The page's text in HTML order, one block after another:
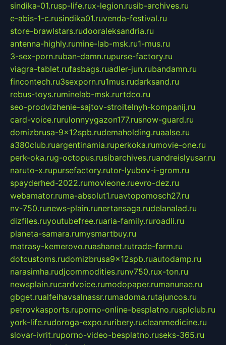
sindika-01.rusp-life.rux-legion.rusib-archives.ru
e-abis-1-c.rusindika01.ruvenda-festival.ru
store-brawlstars.rudooraleksandria.ru
antenna-highly.rumine-lab-msk.ru1-mus.ru
3-sex-porn.ruban-damn.rupurse-factory.ru
viagra-tablet.rufasbags.ruadler-jun.rubandamn.ru
fincontech.ru3sexporn.ru1mus.rudarksand.ru
rebus-toys.ruminelab-msk.rurtdco.ru
seo-prodvizhenie-sajtov-stroitelnyh-kompanij.ru
card-voice.rurulonnyygazon177.rusnow-guard.ru
domizbrusa-9x12spb.rudemaholding.ruaalse.ru
a380club.ruargentinamia.ruperkoka.rumovie-one.ru
perk-oka.rug-octopus.rusibarchives.ruandreislyusar.ru
naruto-x.rupursefactory.rutor-lyubov-i-grom.ru
spayderhed-2022.rumovieone.ruevro-dez.ru
webamator.ruma-absolut1.ruavtopomosch27.ru
nv-750.runews-plain.runertansaga.rudelanalad.ru
dizfiles.ruyoutubefree.ruaria-family.ruroadli.ru
planeta-samara.rumysmartbuy.ru
matrasy-kemerovo.ruashanet.rutrade-farm.ru
dotcustoms.rudomizbrusa9x12spb.ruautodamp.ru
narasimha.rudjcommodities.runv750.rux-ton.ru
newsplain.rucardvoice.rumodopaper.rumanunae.ru
gbget.rualfeihavsalnassr.rumadoma.rutajuncos.ru
petrovkasports.ruporno-online-besplatno.rusplclub.ru
york-life.rudoroga-expo.ruribery.rucleanmedicine.ru
slovar-ivrit.ruporno-video-besplatno.ruseks-365.ru